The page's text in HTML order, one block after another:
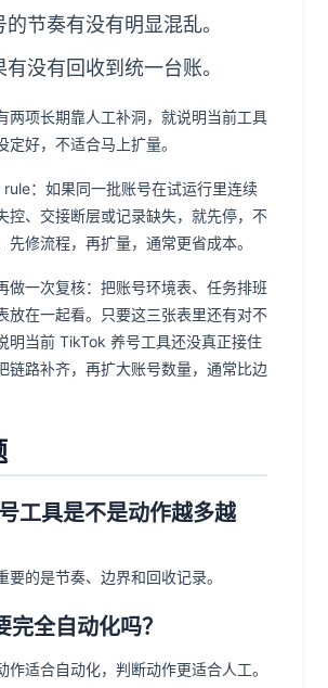
的节奏有没有明显混乱。
没有回收到统一台账。
两项长期靠人工补洞，就说明当前工具
定好，不适合马上扩量。
：如果同一批账号在试运行里连续
控、交接断层或记录缺失，就先停，不
先修流程，再扩量，通常更省成本。
做一次复核：把账号环境表、任务排班
放在一起看。只要这三张表里还有对不
明当前 TikTok 养号工具还没真正接住
链路补齐，再扩大账号数量，通常比边
工具是不是动作越多越
要的是节奏、边界和回收记录。
完全自动化吗？
作适合自动化，判断动作更适合人工。